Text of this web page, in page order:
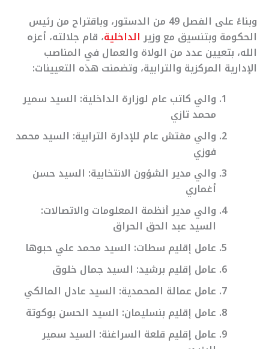
وبناءً على الفصل 49 من الدستور، وباقتراح من رئيس
الحكومة وبتنسيق مع وزيرالداخلية، قام جلالته، أعزه
الله، بتعيين عدد من الولاة والعمال في المناصب
الإدارية المركزية والترابية، وتضمنت هذه التعيينات:
والي كاتب عام لوزارة الداخلية: السيد سمير
محمد تازي
والي مفتش عام للإدارة الترابية: السيد محمد
فوزي
والي مدير الشؤون الانتخابية: السيد حسن
أغماري
والي مدير أنظمة المعلومات والاتصالات:
السيد عبد الحق الحراق
عامل إقليم سطات: السيد محمد علي حبوها
عامل إقليم برشيد: السيد جمال خلوق
عامل عمالة المحمدية: السيد عادل المالكي
عامل إقليم بنسليمان: السيد الحسن بوكوتة
عامل إقليم قلعة السراغنة: السيد سمير